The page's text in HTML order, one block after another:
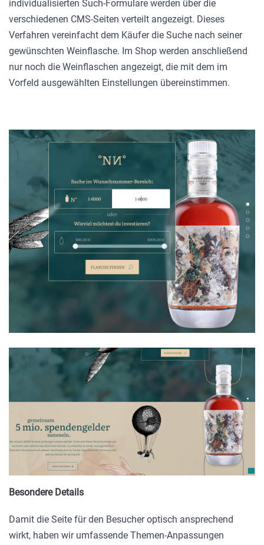
individualisierten Such-Formulare werden über die
verschiedenen CMS-Seiten verteilt angezeigt. Dieses
Verfahren vereinfacht dem Käufer die Suche nach seiner
gewünschten Weinflasche. Im Shop werden anschließend
nur noch die Weinflaschen angezeigt, die mit dem im
Vorfeld ausgewählten Einstellungen übereinstimmen.
Besondere Details
Damit die Seite für den Besucher optisch ansprechend
wirkt, haben wir umfassende Themen-Anpassungen